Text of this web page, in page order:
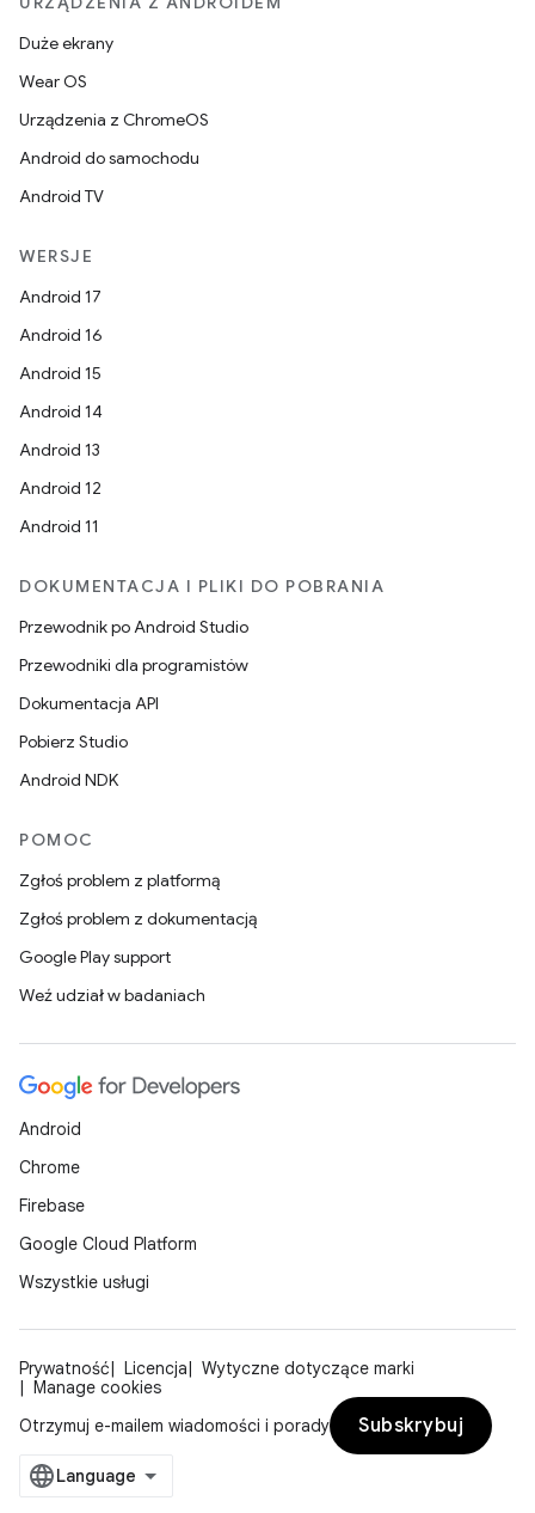
Duże ekrany
Wear OS
Urządzenia z ChromeOS
Android do samochodu
Android TV
WERSJE
Android 17
Android 16
Android 15
Android 14
Android 13
Android 12
Android 11
DOKUMENTACJA I PLIKI DO POBRANIA
Przewodnik po Android Studio
Przewodniki dla programistów
Dokumentacja API
Pobierz Studio
Android NDK
POMOC
Zgłoś problem z platformą
Zgłoś problem z dokumentacją
Google Play support
Weź udział w badaniach
Android
Chrome
Firebase
Google Cloud Platform
Wszystkie usługi
Prywatność Licencja
Wytyczne dotyczące marki
Manage cookies
Otrzymuj e-mailem wiadomości i porady
Subskrybuj